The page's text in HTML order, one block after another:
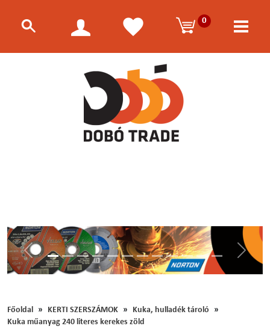
0
Előző
Főoldal KERTI SZERSZÁMOK
Kuka, hulladék tároló
Kuka műanyag 240 literes kerekes zöld